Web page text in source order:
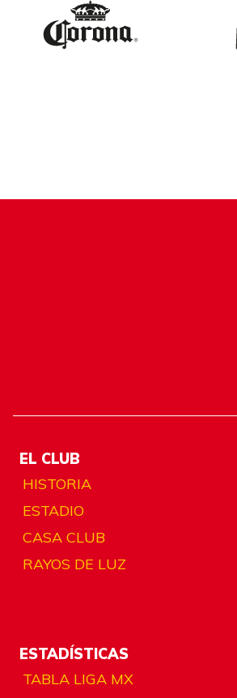
EL CLUB
HISTORIA
ESTADIO
CASA CLUB
RAYOS DE LUZ
ESTADÍSTICAS
TABLA LIGA MX